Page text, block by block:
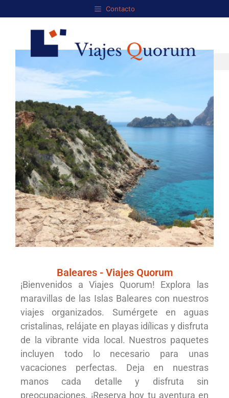
Contacto
Islas Baleares
Ibiza, Mallorca, Menorca, ....
Baleares - Viajes Quorum
¡Bienvenidos a Viajes Quorum! Explora las
maravillas de las Islas Baleares con nuestros
viajes organizados. Sumérgete en aguas
cristalinas, relájate en playas idílicas y disfruta
de la vibrante vida local. Nuestros paquetes
incluyen todo lo necesario para unas
vacaciones perfectas. Deja en nuestras
manos cada detalle y disfruta sin
preocupaciones. ¡Reserva hoy tu aventura en